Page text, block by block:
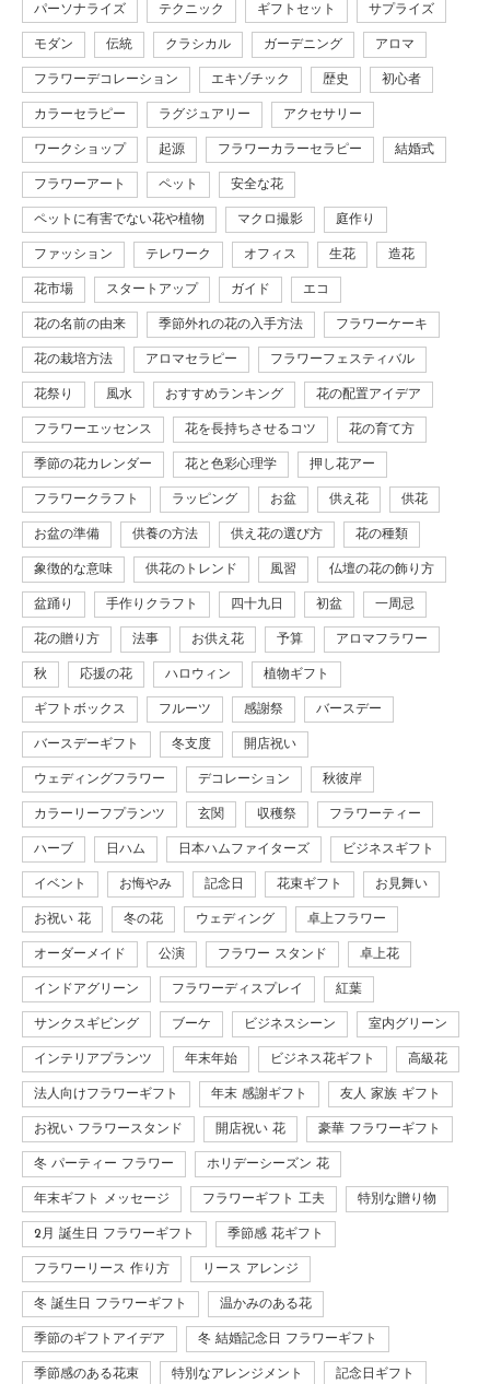
パーソナライズ テクニック ギフトセット サプライズ
モダン 伝統 クラシカル ガーデニング アロマ
フラワーデコレーション エキゾチック 歴史 初心者
カラーセラピー ラグジュアリー アクセサリー
ワークショップ 起源 フラワーカラーセラピー 結婚式
フラワーアート ペット 安全な花
ペットに有害でない花や植物 マクロ撮影 庭作り
ファッション テレワーク オフィス 生花 造花
花市場 スタートアップ ガイド エコ
花の名前の由来 季節外れの花の入手方法 フラワーケーキ
花の栽培方法 アロマセラピー フラワーフェスティバル
花祭り 風水 おすすめランキング 花の配置アイデア
フラワーエッセンス 花を長持ちさせるコツ 花の育て方
季節の花カレンダー 花と色彩心理学 押し花アー
フラワークラフト ラッピング お盆 供え花 供花
お盆の準備 供養の方法 供え花の選び方 花の種類
象徴的な意味 供花のトレンド 風習 仏壇の花の飾り方
盆踊り 手作りクラフト 四十九日 初盆 一周忌
花の贈り方 法事 お供え花 予算 アロマフラワー
秋 応援の花 ハロウィン 植物ギフト
ギフトボックス フルーツ 感謝祭 バースデー
バースデーギフト 冬支度 開店祝い
ウェディングフラワー デコレーション 秋彼岸
カラーリーフプランツ 玄関 収穫祭 フラワーティー
ハーブ 日ハム 日本ハムファイターズ ビジネスギフト
イベント お悔やみ 記念日 花束ギフト お見舞い
お祝い 花 冬の花 ウェディング 卓上フラワー
オーダーメイド 公演 フラワー スタンド 卓上花
インドアグリーン フラワーディスプレイ 紅葉
サンクスギビング ブーケ ビジネスシーン 室内グリーン
インテリアプランツ 年末年始 ビジネス花ギフト 高級花
法人向けフラワーギフト 年末 感謝ギフト 友人 家族 ギフト
お祝い フラワースタンド 開店祝い 花 豪華 フラワーギフト
冬 パーティー フラワー ホリデーシーズン 花
年末ギフト メッセージ フラワーギフト 工夫 特別な贈り物
2月 誕生日 フラワーギフト 季節感 花ギフト
フラワーリース 作り方 リース アレンジ
冬 誕生日 フラワーギフト 温かみのある花
季節のギフトアイデア 冬 結婚記念日 フラワーギフト
季節感のある花束 特別なアレンジメント 記念日ギフト